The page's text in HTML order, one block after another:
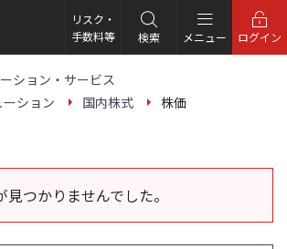
リスク・
手数料等
検索 メニュー ログイン
ション・サービス
ション
国内株式 株価
つかりませんでした。